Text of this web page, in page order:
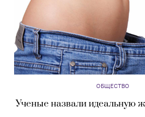
ОБЩЕСТВО
Ученые назвали идеальную